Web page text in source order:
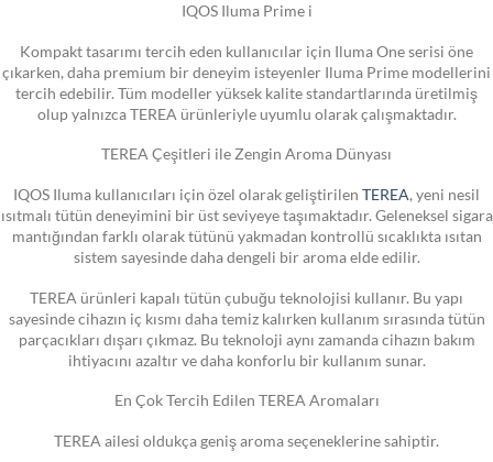
IQOS Iluma Prime i
Kompakt tasarımı tercih eden kullanıcılar için Iluma One serisi öne
çıkarken, daha premium bir deneyim isteyenler Iluma Prime modellerini
tercih edebilir. Tüm modeller yüksek kalite standartlarında üretilmiş
olup yalnızca TEREA ürünleriyle uyumlu olarak çalışmaktadır.
TEREA Çeşitleri ile Zengin Aroma Dünyası
IQOS Iluma kullanıcıları için özel olarak geliştirilen TEREA, yeni nesil
ısıtmalı tütün deneyimini bir üst seviyeye taşımaktadır. Geleneksel sigara
mantığından farklı olarak tütünü yakmadan kontrollü sıcaklıkta ısıtan
sistem sayesinde daha dengeli bir aroma elde edilir.
TEREA ürünleri kapalı tütün çubuğu teknolojisi kullanır. Bu yapı
sayesinde cihazın iç kısmı daha temiz kalırken kullanım sırasında tütün
parçacıkları dışarı çıkmaz. Bu teknoloji aynı zamanda cihazın bakım
ihtiyacını azaltır ve daha konforlu bir kullanım sunar.
En Çok Tercih Edilen TEREA Aromaları
TEREA ailesi oldukça geniş aroma seçeneklerine sahiptir.